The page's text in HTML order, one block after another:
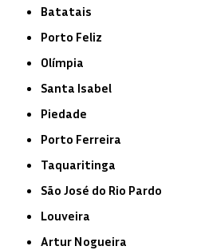
Batatais
Porto Feliz
Olímpia
Santa Isabel
Piedade
Porto Ferreira
Taquaritinga
São José do Rio Pardo
Louveira
Artur Nogueira